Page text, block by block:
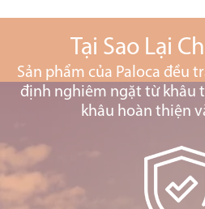
Tại Sao Lại
Sản phẩm của Paloca đều
định nghiêm ngặt từ khâu
khâu hoàn thiện